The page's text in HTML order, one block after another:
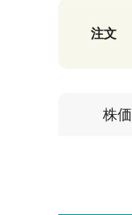
注文
株価